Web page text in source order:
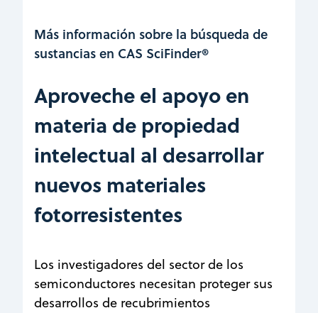
Más información sobre la búsqueda de
sustancias en CAS SciFinder®
Aproveche el apoyo en
materia de propiedad
intelectual al desarrollar
nuevos materiales
fotorresistentes
Los investigadores del sector de los
semiconductores necesitan proteger sus
desarrollos de recubrimientos